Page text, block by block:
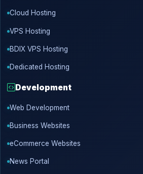
Cloud Hosting
VPS Hosting
BDIX VPS Hosting
Dedicated Hosting
Development
Web Development
Business Websites
eCommerce Websites
News Portal